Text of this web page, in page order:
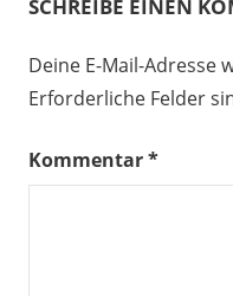
SCHREIBE EINEN
Deine E-Mail-
Erforderliche Felder
Kommentar*